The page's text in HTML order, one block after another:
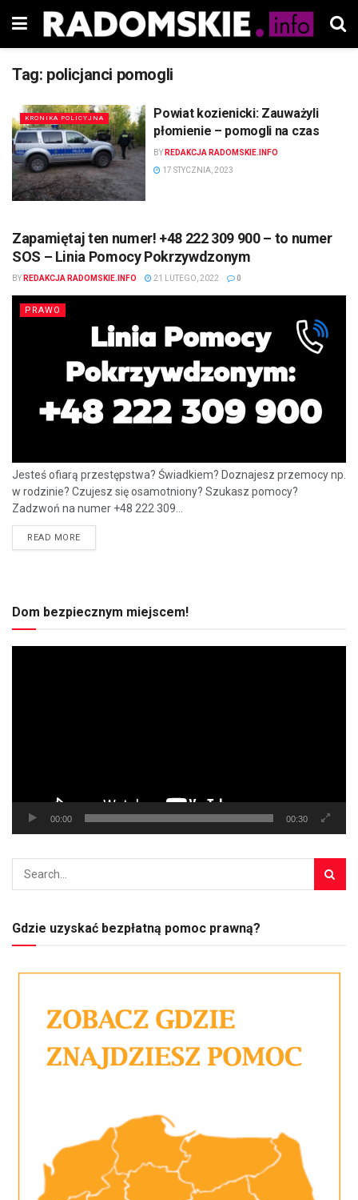
Tag: policjanci pomogli
KRONIKA POLICYJNA
Powiat kozienicki: Zauważyli
płomienie – pomogli na czas
BY REDAKCJA RADOMSKIE.INFO
17 STYCZNIA, 2023
Zapamiętaj ten numer! +48 222 309 900 – to numer
SOS – Linia Pomocy Pokrzywdzonym
BY REDAKCJA RADOMSKIE.INFO 21 LUTEGO, 2022 0
PRAWO
Jesteś ofiarą przestępstwa? Świadkiem? Doznajesz przemocy np.
w rodzinie? Czujesz się osamotniony? Szukasz pomocy?
Zadzwoń na numer +48 222 309...
READ MORE
Dom bezpiecznym miejscem!
00:00 00:30
Gdzie uzyskać bezpłatną pomoc prawną?